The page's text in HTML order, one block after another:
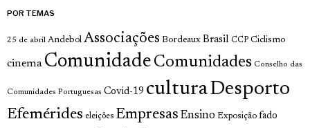
POR TEMAS
25 de abril Andebol Associações Bordeaux Brasil CCP Ciclismo
cinema Comunidade Comunidades Conselho das
Comunidades Portuguesas Covid-19 culturaDesporto
Efemérides eleições Empresas Ensino Exposição fado